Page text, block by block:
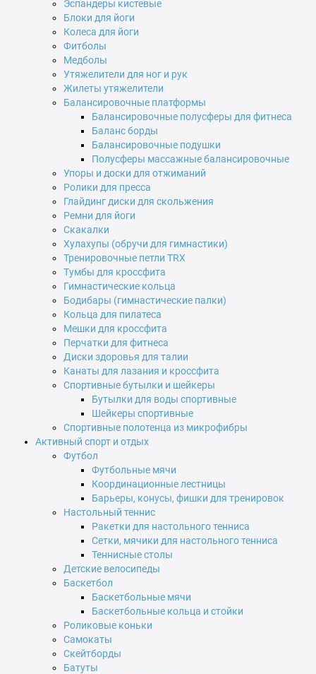
Эспандеры кистевые
Блоки для йоги
Колеса для йоги
Фитболы
Медболы
Утяжелители для ног и рук
Жилеты утяжелители
Балансировочные платформы
Балансировочные полусферы для фитнеса
Баланс борды
Балансировочные подушки
Полусферы массажные балансировочные
Упоры и доски для отжиманий
Ролики для пресса
Глайдинг диски для скольжения
Ремни для йоги
Скакалки
Хулахупы (обручи для гимнастики)
Тренировочные петли TRX
Тумбы для кроссфита
Гимнастические кольца
Бодибары (гимнастические палки)
Кольца для пилатеса
Мешки для кроссфита
Перчатки для фитнеса
Диски здоровья для талии
Канаты для лазания и кроссфита
Спортивные бутылки и шейкеры
Бутылки для воды спортивные
Шейкеры спортивные
Спортивные полотенца из микрофибры
Активный спорт и отдых
Футбол
Футбольные мячи
Координационные лестницы
Барьеры, конусы, фишки для тренировок
Настольный теннис
Ракетки для настольного тенниса
Сетки, мячики для настольного тенниса
Теннисные столы
Детские велосипеды
Баскетбол
Баскетбольные мячи
Баскетбольные кольца и стойки
Роликовые коньки
Самокаты
Скейтборды
Батуты